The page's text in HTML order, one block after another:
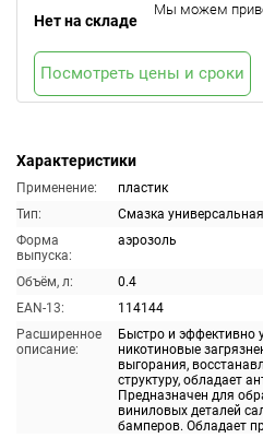
Характеристики
Применение:
пластик
Тип:
Смазка универсальная
Форма
выпуска:
аэрозоль
Объём, л:
0.4
EAN-13:
114144
Расширенное
описание:
Быстро и эффективно
никотиновые
выгорания,
структуру, обладает
Предназначен для
виниловых деталей
бамперов. Обладает
Нет на складе
Мы можем
Посмотреть цены и сроки